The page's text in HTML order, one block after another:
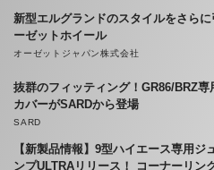
新型エルグランドのスタイルをさら
ーゼットホイール
オーゼットジャパン株式会社
抜群のフィッティング！GR86/BRZ専
カバーがSARDから登場
SARD
【新製品情報】9型ハイエース専用ジ
ンプULTRAリリース！ コーナーリン